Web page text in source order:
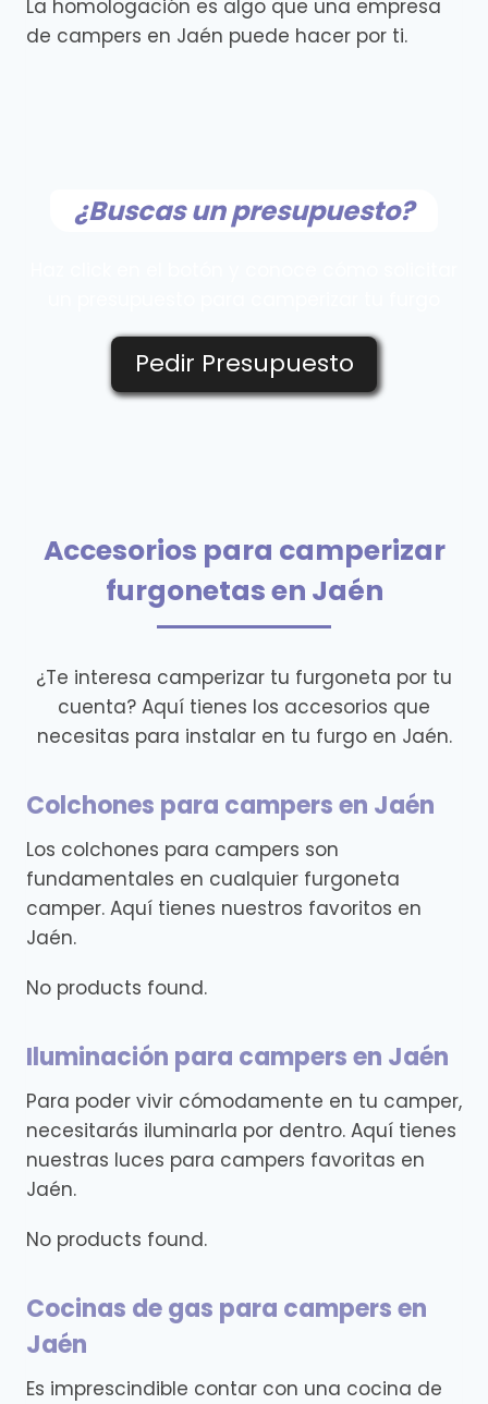
La homologación es algo que una empresa
de campers en Jaén puede hacer por ti.
¿Buscas un presupuesto?
Pedir Presupuesto
Accesorios para camperizar
furgonetas en Jaén
¿Te interesa camperizar tu furgoneta por tu
cuenta? Aquí tienes los accesorios que
necesitas para instalar en tu furgo en Jaén.
Colchones para campers en Jaén
Los colchones para campers son
fundamentales en cualquier furgoneta
camper. Aquí tienes nuestros favoritos en
Jaén.
No products found.
Iluminación para campers en Jaén
Para poder vivir cómodamente en tu camper,
necesitarás iluminarla por dentro. Aquí tienes
nuestras luces para campers favoritas en
Jaén.
No products found.
Cocinas de gas para campers en
Jaén
Es imprescindible contar con una cocina de